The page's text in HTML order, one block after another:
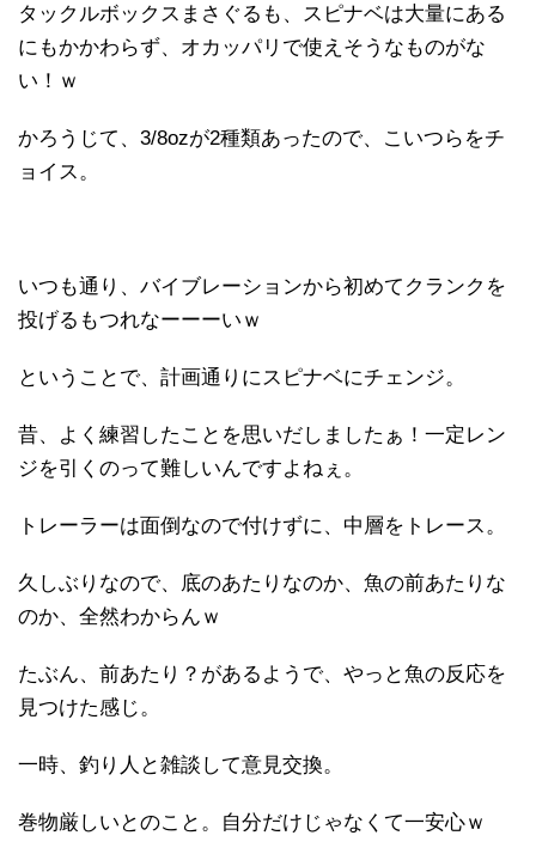
タックルボックスまさぐるも、スピナベは大量にある
にもかかわらず、オカッパリで使えそうなものがな
い！ｗ
かろうじて、3/8ozが2種類あったので、こいつらをチ
ョイス。
いつも通り、バイブレーションから初めてクランクを
投げるもつれなーーーいｗ
ということで、計画通りにスピナベにチェンジ。
昔、よく練習したことを思いだしましたぁ！一定レン
ジを引くのって難しいんですよねぇ。
トレーラーは面倒なので付けずに、中層をトレース。
久しぶりなので、底のあたりなのか、魚の前あたりな
のか、全然わからんｗ
たぶん、前あたり？があるようで、やっと魚の反応を
見つけた感じ。
一時、釣り人と雑談して意見交換。
巻物厳しいとのこと。自分だけじゃなくて一安心ｗ